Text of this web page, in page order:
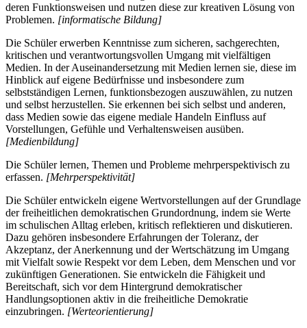
deren Funktionsweisen und nutzen diese zur kreativen Lösung von
Problemen. [informatische Bildung]
Die Schüler erwerben Kenntnisse zum sicheren, sachgerechten,
kritischen und verantwortungsvollen Umgang mit vielfältigen
Medien. In der Auseinandersetzung mit Medien lernen sie, diese im
Hinblick auf eigene Bedürfnisse und insbesondere zum
selbstständigen Lernen, funktionsbezogen auszuwählen, zu nutzen
und selbst herzustellen. Sie erkennen bei sich selbst und anderen,
dass Medien sowie das eigene mediale Handeln Einfluss auf
Vorstellungen, Gefühle und Verhaltensweisen ausüben.
[Medienbildung]
Die Schüler lernen, Themen und Probleme mehrperspektivisch zu
erfassen. [Mehrperspektivität]
Die Schüler entwickeln eigene Wertvorstellungen auf der Grundlage
der freiheitlichen demokratischen Grundordnung, indem sie Werte
im schulischen Alltag erleben, kritisch reflektieren und diskutieren.
Dazu gehören insbesondere Erfahrungen der Toleranz, der
Akzeptanz, der Anerkennung und der Wertschätzung im Umgang
mit Vielfalt sowie Respekt vor dem Leben, dem Menschen und vor
zukünftigen Generationen. Sie entwickeln die Fähigkeit und
Bereitschaft, sich vor dem Hintergrund demokratischer
Handlungsoptionen aktiv in die freiheitliche Demokratie
einzubringen. [Werteorientierung]